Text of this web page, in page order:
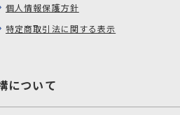
個人情報保護方針
特定商取引法に関する表示
について